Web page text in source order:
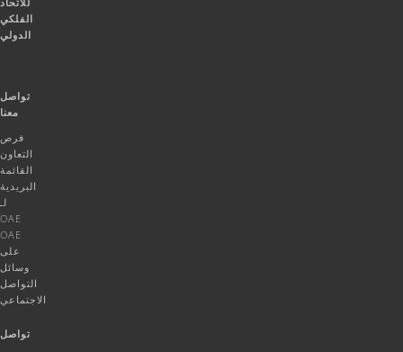
الفلكي
الدولي
تواصل
معنا
فرص
التعاون
القائمة
البريدية
لـ
OAE
OAE
على
وسائل
التواصل
الاجتماعي
تواصل